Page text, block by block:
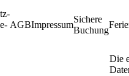
AGBImpressum
Sichere
Buchung
Die